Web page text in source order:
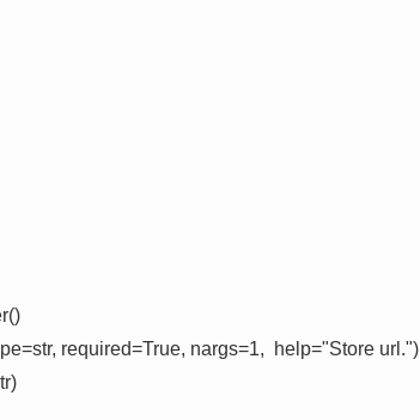
required=True, nargs=1,  help="Store url.")